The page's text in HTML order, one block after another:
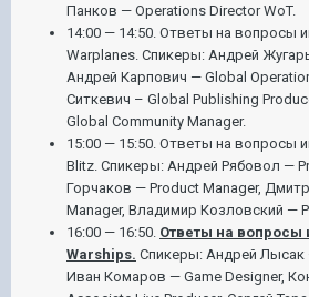
Панков — Operations Director WoT.
14:00 — 14:50. Ответы на вопросы
Warplanes. Спикеры: Андрей
Андрей Карпович — Global
Ситкевич – Global Publishing
Global Community Manager.
15:00 — 15:50. Ответы на вопросы
Blitz. Спикеры: Андрей Рябовол —
Горчаков — Product Manager,
Manager, Владимир Козловский —
16:00 — 16:50. Ответы на вопросы
Warships. Спикеры: Андрей Лысак
Иван Комаров — Game Designer,